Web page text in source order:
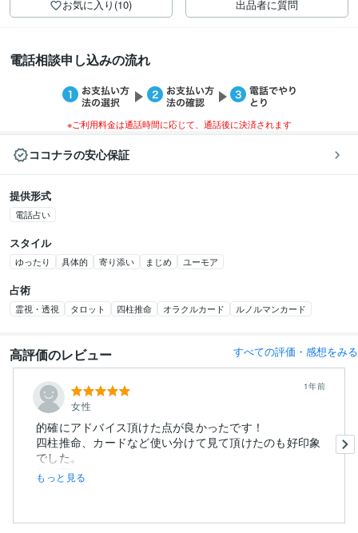
お気に入り(10) 出品者に質問
電話相談申し込みの流れ
※ご利用料金は通話時間に応じて、通話後に決済されます
ココナラの安心保証
提供形式
電話占い
スタイル
ゆったり 具体的 寄り添い まじめ ユーモア
占術
霊視・透視 タロット 四柱推命 オラクルカード ルノルマンカード
高評価のレビュー すべての評価・感想をみる
女性
1年前
的確にアドバイス頂けた点が良かったです！
四柱推命、カードなど使い分けて見て頂けたのも好印象
でした。
私が早口なので、次...
もっと見る